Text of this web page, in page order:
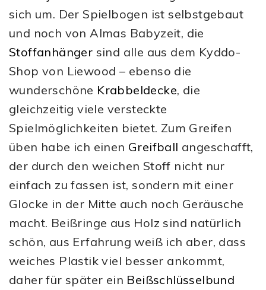
sich um. Der Spielbogen ist selbstgebaut
und noch von Almas Babyzeit, die
Stoffanhänger sind alle aus dem Kyddo-
Shop von Liewood – ebenso die
wunderschöne Krabbeldecke, die
gleichzeitig viele versteckte
Spielmöglichkeiten bietet. Zum Greifen
üben habe ich einen Greifball angeschafft,
der durch den weichen Stoff nicht nur
einfach zu fassen ist, sondern mit einer
Glocke in der Mitte auch noch Geräusche
macht. Beißringe aus Holz sind natürlich
schön, aus Erfahrung weiß ich aber, dass
weiches Plastik viel besser ankommt,
daher für später ein Beißschlüsselbund